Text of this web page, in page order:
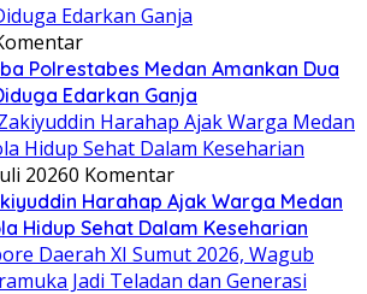
Polrestabes Medan Amankan Dua
Edarkan Ganja
20260 Komentar
Harahap Ajak Warga Medan
Hidup Sehat Dalam Keseharian